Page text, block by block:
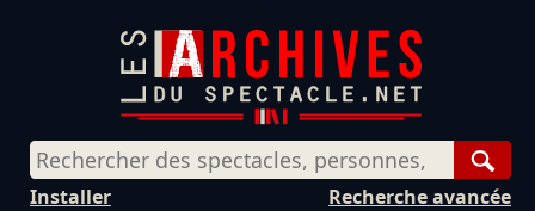
Recherche avancée
Installer